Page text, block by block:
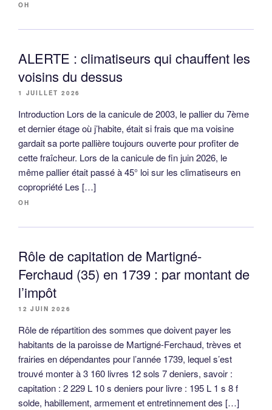
OH
ALERTE : climatiseurs qui chauffent les
voisins du dessus
1 JUILLET 2026
Introduction Lors de la canicule de 2003, le pallier du 7ème
et dernier étage où j’habite, était si frais que ma voisine
gardait sa porte pallière toujours ouverte pour profiter de
cette fraîcheur. Lors de la canicule de fin juin 2026, le
même pallier était passé à 45° loi sur les climatiseurs en
copropriété Les […]
OH
Rôle de capitation de Martigné-
Ferchaud (35) en 1739 : par montant de
l’impôt
12 JUIN 2026
Rôle de répartition des sommes que doivent payer les
habitants de la paroisse de Martigné-Ferchaud, trèves et
frairies en dépendantes pour l’année 1739, lequel s’est
trouvé monter à 3 160 livres 12 sols 7 deniers, savoir :
capitation : 2 229 L 10 s deniers pour livre : 195 L 1 s 8 f
solde, habillement, armement et entretinnement des […]